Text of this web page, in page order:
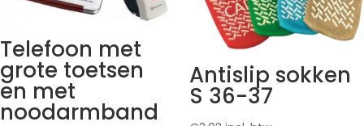
Telefoon met
grote toetsen
en met
noodarmband
Antislip sokken
S 36-37